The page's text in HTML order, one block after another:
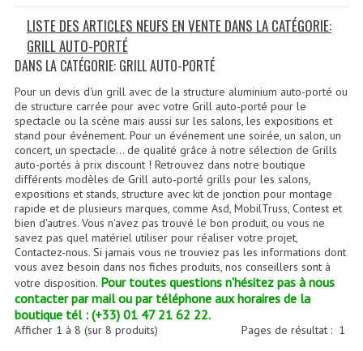
Le Matériel D´occasion
Recherche Avancée
Recevoir Nos Promotions
Faire Votre Devis
CATÉGORIES
Sonorisation
Accessoires Pieds Cellules Diamants
Accessoires Enceintes
Accessoires Micro, Pieds De Régie
Cellule (s)
LISTE DES ARTICLES NEUFS EN VENTE DANS LA CATÉGORIE:
GRILL AUTO-PORTÉ
DANS LA CATÉGORIE: GRILL AUTO-PORTÉ
Pour un devis d'un grill avec de la structure aluminium auto-porté ou
de structure carrée pour avec votre Grill auto-porté pour le
spectacle ou la scène mais aussi sur les salons, les expositions et
stand pour événement. Pour un événement une soirée, un salon, un
concert, un spectacle… de qualité grâce à notre sélection de Grills
auto-portés à prix discount ! Retrouvez dans notre boutique
différents modèles de Grill auto-porté grills pour les salons,
expositions et stands, structure avec kit de jonction pour montage
rapide et de plusieurs marques, comme Asd, MobilTruss, Contest et
bien d'autres. Vous n'avez pas trouvé le bon produit, ou vous ne
savez pas quel matériel utiliser pour réaliser votre projet,
Contactez-nous. Si jamais vous ne trouviez pas les informations dont
vous avez besoin dans nos fiches produits, nos conseillers sont à
votre disposition. Pour toutes questions n'hésitez pas à nous
contacter par mail ou par téléphone aux horaires de la
boutique tél : (+33) 01 47 21 62 22.
Pages de résultat : 1
Afficher 1 à 8 (sur 8 produits)